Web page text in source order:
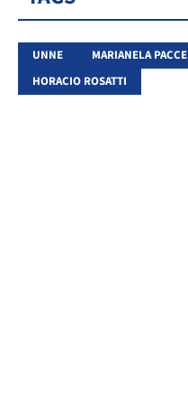
UNNE MARIANELA PACCE
HORACIO ROSATTI